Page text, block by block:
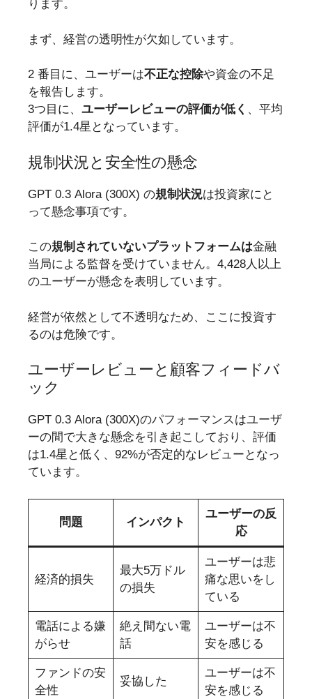
ります。
まず、経営の透明性が欠如しています。
2 番目に、ユーザーは不正な控除や資金の不足
を報告します。
3つ目に、 ユーザーレビューの評価が低く 、平均
評価が1.4星となっています。
規制状況と安全性の懸念
GPT 0.3 Alora (300X) の規制状況は投資家にと
って懸念事項です。
この規制されていないプラットフォームは金融
当局による監督を受けていません。4,428人以上
のユーザーが懸念を表明しています。
経営が依然として不透明なため、ここに投資す
るのは危険です。
ユーザーレビューと顧客フィードバ
ック
GPT 0.3 Alora (300X)のパフォーマンスはユーザ
ーの間で大きな懸念を引き起こしており、評価
は1.4星と低く、92%が否定的なレビューとなっ
ています。
問題 インパクト
ユーザーの反
応
経済的損失
最大5万ドル
の損失
ユーザーは悲
痛な思いをし
ている
電話による嫌
がらせ
絶え間ない電
話
ユーザーは不
安を感じる
ファンドの安
全性
妥協した
ユーザーは不
安を感じる